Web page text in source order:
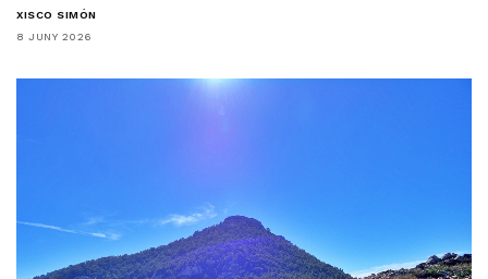
XISCO SIMÓN
8 JUNY 2026